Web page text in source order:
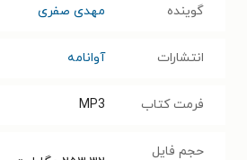
گوینده مهدی صفری
انتشارات آوانامه
فرمت کتاب MP3
حجم فایل